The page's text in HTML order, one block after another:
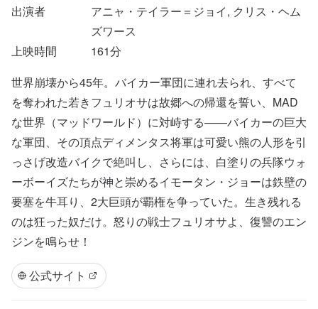
出演者
アニャ・テイラー＝ジョイ, クリス・ヘム
ズワース
上映時間
161分
世界崩壊から45年。バイカー軍団に連れ去られ、すべて
を奪われた若きフュリオサは故郷への帰還を誓い、MAD
な世界（マッドワールド）に対峙する——バイカーの巨大
な軍団、その頂点ディメンタス将軍は可愛い熊の人形を引
っさげ改造バイクで絶叫し、さらには、白塗りの兵隊ウォ
ーボーイズたちが神と崇めるイモータン・ジョーは鉄壁の
要塞を牛耳り、2大巨頭が覇権を争っていた。生き残れる
のは狂った奴だけ。怒りの戦士フュリオサよ、復讐のエン
ジンを鳴らせ！
公式サイト